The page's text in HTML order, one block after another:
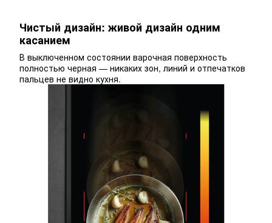
Чистый дизайн: живой дизайн одним
касанием
В выключенном состоянии варочная поверхность
полностью черная — никаких зон, линий и отпечатков
пальцев не видно кухня.